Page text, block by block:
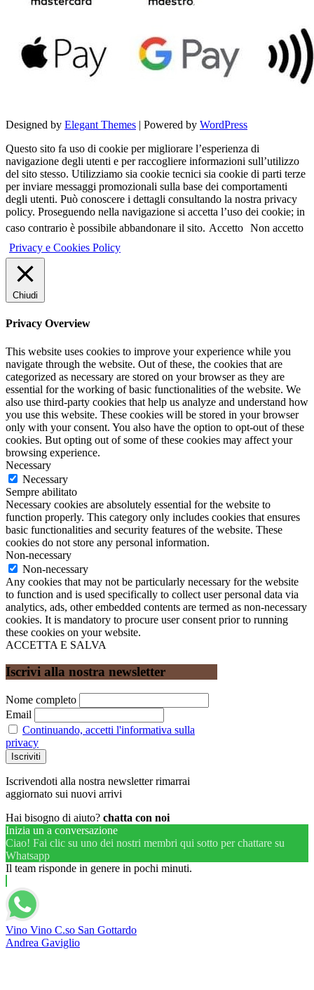
Designed by Elegant Themes | Powered by WordPress
Questo sito fa uso di cookie per migliorare l’esperienza di
navigazione degli utenti e per raccogliere informazioni sull’utilizzo
del sito stesso. Utilizziamo sia cookie tecnici sia cookie di parti terze
per inviare messaggi promozionali sulla base dei comportamenti
degli utenti. Può conoscere i dettagli consultando la nostra privacy
policy. Proseguendo nella navigazione si accetta l’uso dei cookie; in
caso contrario è possibile abbandonare il sito. Accetto Non accetto
Privacy e Cookies Policy
Chiudi
Privacy Overview
This website uses cookies to improve your experience while you
navigate through the website. Out of these, the cookies that are
categorized as necessary are stored on your browser as they are
essential for the working of basic functionalities of the website. We
also use third-party cookies that help us analyze and understand how
you use this website. These cookies will be stored in your browser
only with your consent. You also have the option to opt-out of these
cookies. But opting out of some of these cookies may affect your
browsing experience.
Necessary
Necessary
Sempre abilitato
Necessary cookies are absolutely essential for the website to
function properly. This category only includes cookies that ensures
basic functionalities and security features of the website. These
cookies do not store any personal information.
Non-necessary
Non-necessary
Any cookies that may not be particularly necessary for the website
to function and is used specifically to collect user personal data via
analytics, ads, other embedded contents are termed as non-necessary
cookies. It is mandatory to procure user consent prior to running
these cookies on your website.
ACCETTA E SALVA
Iscrivi alla nostra newsletter
Nome completo
Email
Continuando, accetti l'informativa sulla
privacy
Iscrivendoti alla nostra newsletter rimarrai
aggiornato sui nuovi arrivi
Hai bisogno di aiuto? chatta con noi
Inizia un a conversazione
Ciao! Fai clic su uno dei nostri membri qui sotto per chattare su
Whatsapp
Il team risponde in genere in pochi minuti.
Vino Vino C.so San Gottardo
Andrea Gaviglio